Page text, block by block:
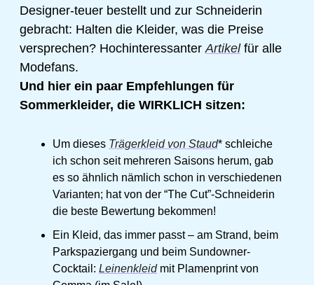
Designer-teuer bestellt und zur Schneiderin
gebracht: Halten die Kleider, was die Preise
versprechen? Hochinteressanter Artikel für alle
Modefans.
Und hier ein paar Empfehlungen für
Sommerkleider, die WIRKLICH sitzen:
Um dieses Trägerkleid von Staud* schleiche
ich schon seit mehreren Saisons herum, gab
es so ähnlich nämlich schon in verschiedenen
Varianten; hat von der “The Cut”-Schneiderin
die beste Bewertung bekommen!
Ein Kleid, das immer passt – am Strand, beim
Parkspaziergang und beim Sundowner-
Cocktail: Leinenkleid mit Plamenprint von